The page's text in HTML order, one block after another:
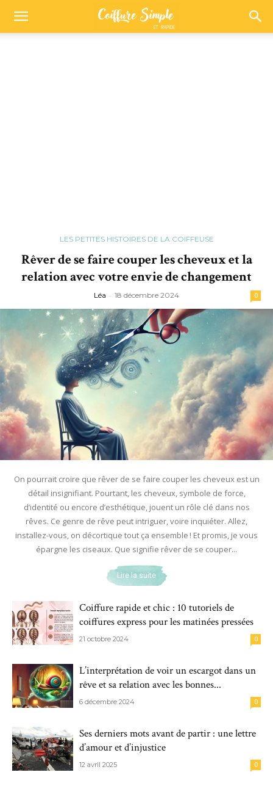
LES PETITES HISTOIRES DE LA COIFFEUSE
Rêver de se faire couper les cheveux et la
relation avec votre envie de changement
Léa - 18 décembre 2024 0
On pourrait croire que rêver de se faire couper les cheveux est un
détail insignifiant. Pourtant, les cheveux, symbole de force,
d’identité ou encore d’esthétique, jouent un rôle clé dans nos
rêves. Ce genre de rêve peut intriguer, voire inquiéter. Allez,
installez-vous, on décortique tout ça ensemble ! Et promis, je vous
épargne les ciseaux. Que signifie rêver de se couper...
Lire la suite
Coiffure rapide et chic : 10 tutoriels de
coiffures express pour les matinées pressées
21 octobre 2024 0
L’interprétation de voir un escargot dans un
rêve et sa relation avec les bonnes...
6 décembre 2024 0
Ses derniers mots avant de partir : une lettre
d’amour et d’injustice
12 avril 2025 0